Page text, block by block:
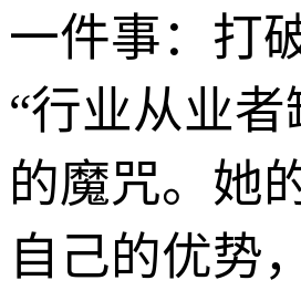
一件事：打
“行业从业
的魔咒。她
自己的优势